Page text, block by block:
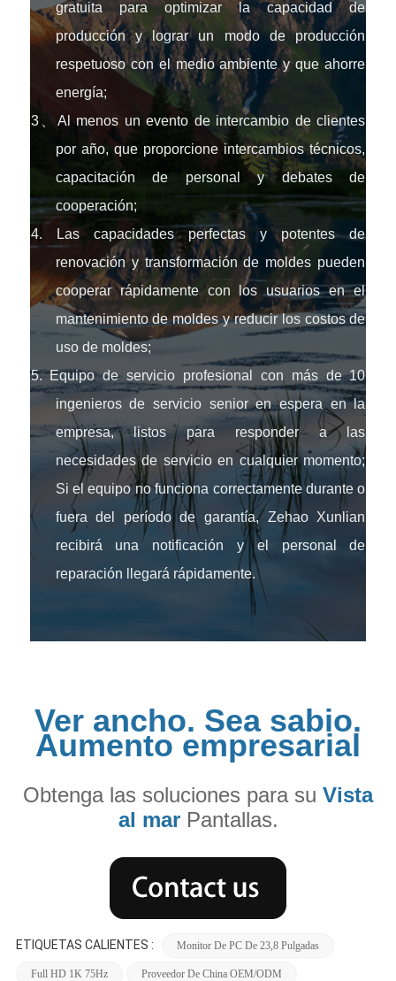
gratuita para optimizar la capacidad de
producción y lograr un modo de producción
respetuoso con el medio ambiente y que ahorre
energía;
3、Al menos un evento de intercambio de clientes
por año, que proporcione intercambios técnicos,
capacitación de personal y debates de
cooperación;
4. Las capacidades perfectas y potentes de
renovación y transformación de moldes pueden
cooperar rápidamente con los usuarios en el
mantenimiento de moldes y reducir los costos de
uso de moldes;
5. Equipo de servicio profesional con más de 10
ingenieros de servicio senior en espera en la
empresa, listos para responder a las
necesidades de servicio en cualquier momento;
Si el equipo no funciona correctamente durante o
fuera del período de garantía, Zehao Xunlian
recibirá una notificación y el personal de
reparación llegará rápidamente.
Ver ancho. Sea sabio.
Aumento empresarial
Obtenga las soluciones para su Vista
al marPantallas.
ETIQUETAS CALIENTES : Monitor De PC De 23,8 Pulgadas
Full HD 1K 75Hz Proveedor De China OEM/ODM